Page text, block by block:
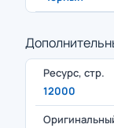
Ресурс, стр.
12000